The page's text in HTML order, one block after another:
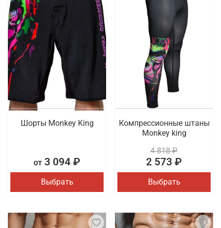
Шорты Monkey King
от 3 094 ₽
Выбрать
Компрессионные штаны
Monkey king
4 818 ₽
2 573 ₽
Выбрать